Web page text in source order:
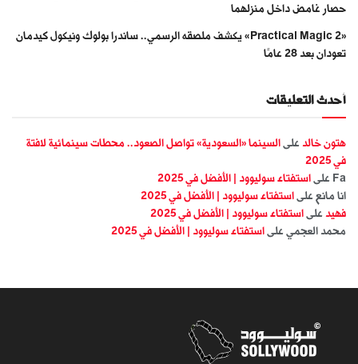
حصار غامض داخل منزلهما
«Practical Magic 2» يكشف ملصقه الرسمي.. ساندرا بولوك ونيكول كيدمان
تعودان بعد 28 عامًا
أحدث التعليقات
هتون خالد على السينما «السعودية» تواصل الصعود.. محطات سينمائية لافتة
في 2025
Fa على استفتاء سوليوود | الأفضل في 2025
انا مانع على استفتاء سوليوود | الأفضل في 2025
فهيد على استفتاء سوليوود | الأفضل في 2025
محمد العجمي على استفتاء سوليوود | الأفضل في 2025